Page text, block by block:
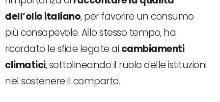
dell’olio italiano, per favorire un consumo
più consapevole. Allo stesso tempo, ha
ricordato le sfide legate ai cambiamenti
climatici, sottolineando il ruolo delle istituzioni
nel sostenere il comparto.